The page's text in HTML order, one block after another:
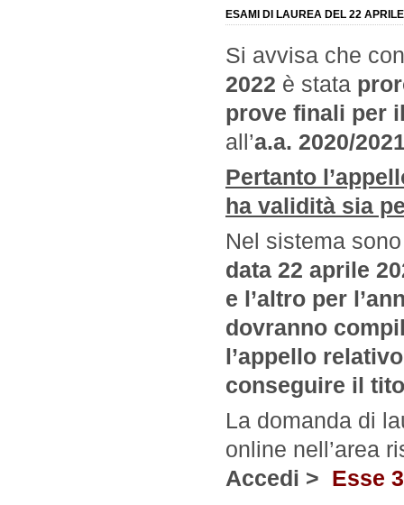
ESAMI DI LAUREA DEL 22
Si avvisa che
2022 è stata
prove finali per
all’a.a. 2020/
Pertanto
ha validità sia
Nel sistema
data 22 aprile
e l’altro per
dovranno
l’appello
conseguire il
La domanda di
online nell’area
Accedi > Esse